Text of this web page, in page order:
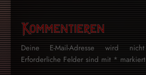
Kommentieren
Deine E-Mail-Adresse wird nicht
Erforderliche Felder sind mit * markiert